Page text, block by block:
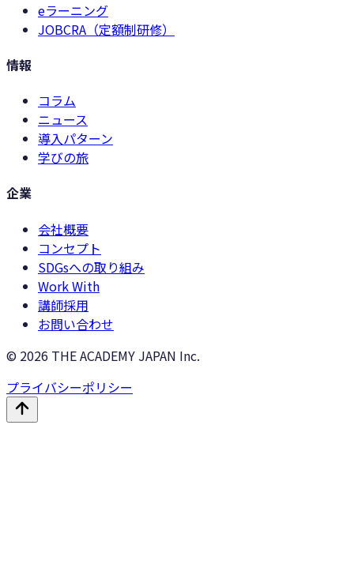
eラーニング
JOBCRA（定額制研修）
情報
コラム
ニュース
導入パターン
学びの旅
企業
会社概要
コンセプト
SDGsへの取り組み
Work With
講師採用
お問い合わせ
© 2026 THE ACADEMY JAPAN Inc.
プライバシーポリシー